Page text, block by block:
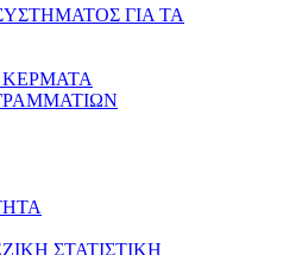
ΓΙΑ ΤΑ
ΣΤΑΤΙΣΤΙΚΗ